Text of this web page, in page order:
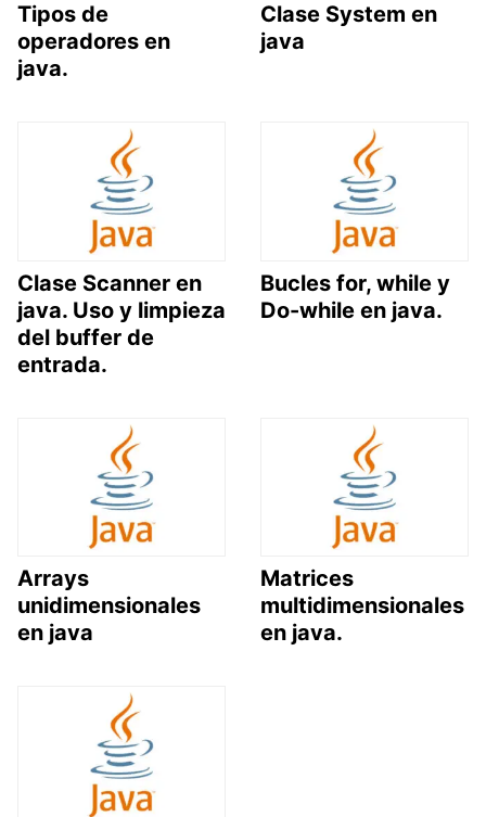
Tipos de
operadores en
java.
Clase System en
java
Clase Scanner en
java. Uso y limpieza
del buffer de
entrada.
Bucles for, while y
Do-while en java.
Arrays
unidimensionales
en java
Matrices
multidimensionales
en java.